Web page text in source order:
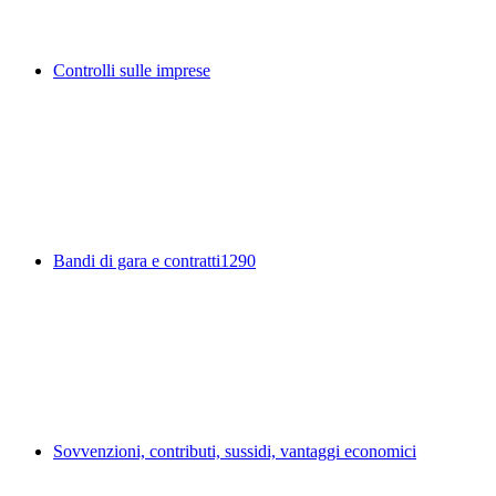
Controlli sulle imprese
Bandi di gara e contratti1290
Sovvenzioni, contributi, sussidi, vantaggi economici